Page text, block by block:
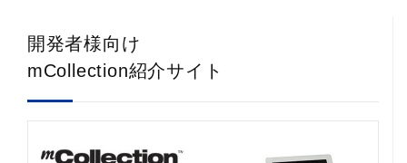
開発者様向け
mCollection紹介サイト